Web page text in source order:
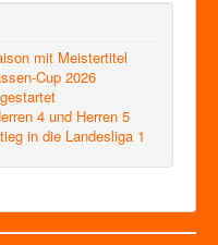
mit Meistertitel
Cup 2026
4 und Herren 5
in die Landesliga 1